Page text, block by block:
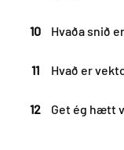
10 Hvaða snið
11 Hvað er
12 Get ég hætt